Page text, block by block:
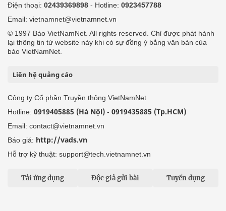
Điện thoại: 02439369898 - Hotline: 0923457788
Email: vietnamnet@vietnamnet.vn
© 1997 Báo VietNamNet. All rights reserved. Chỉ được phát hành
lại thông tin từ website này khi có sự đồng ý bằng văn bản của
báo VietNamNet.
Liên hệ quảng cáo
Công ty Cổ phần Truyền thông VietNamNet
Hotline: 0919405885 (Hà Nội) - 0919435885 (Tp.HCM)
Email: contact@vietnamnet.vn
Báo giá: http://vads.vn
Hỗ trợ kỹ thuật: support@tech.vietnamnet.vn
Tải ứng dụng Độc giả gửi bài Tuyển dụng